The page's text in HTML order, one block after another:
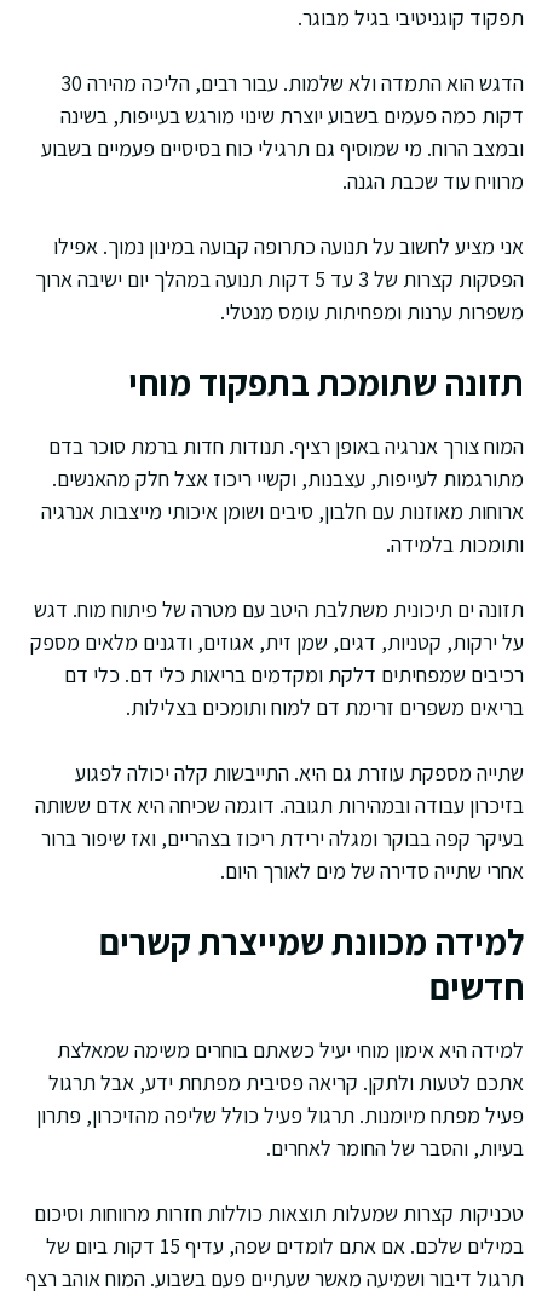
תפקוד קוגניטיבי בגיל מבוגר.
הדגש הוא התמדה ולא שלמות. עבור רבים, הליכה מהירה 30
דקות כמה פעמים בשבוע יוצרת שינוי מורגש בעייפות, בשינה
ובמצב הרוח. מי שמוסיף גם תרגילי כוח בסיסיים פעמיים בשבוע
מרוויח עוד שכבת הגנה.
אני מציע לחשוב על תנועה כתרופה קבועה במינון נמוך. אפילו
הפסקות קצרות של 3 עד 5 דקות תנועה במהלך יום ישיבה ארוך
משפרות ערנות ומפחיתות עומס מנטלי.
תזונה שתומכת בתפקוד מוחי
המוח צורך אנרגיה באופן רציף. תנודות חדות ברמת סוכר בדם
מתורגמות לעייפות, עצבנות, וקשיי ריכוז אצל חלק מהאנשים.
ארוחות מאוזנות עם חלבון, סיבים ושומן איכותי מייצבות אנרגיה
ותומכות בלמידה.
תזונה ים תיכונית משתלבת היטב עם מטרה של פיתוח מוח. דגש
על ירקות, קטניות, דגים, שמן זית, אגוזים, ודגנים מלאים מספק
רכיבים שמפחיתים דלקת ומקדמים בריאות כלי דם. כלי דם
בריאים משפרים זרימת דם למוח ותומכים בצלילות.
שתייה מספקת עוזרת גם היא. התייבשות קלה יכולה לפגוע
בזיכרון עבודה ובמהירות תגובה. דוגמה שכיחה היא אדם ששותה
בעיקר קפה בבוקר ומגלה ירידת ריכוז בצהריים, ואז שיפור ברור
אחרי שתייה סדירה של מים לאורך היום.
למידה מכוונת שמייצרת קשרים
חדשים
למידה היא אימון מוחי יעיל כשאתם בוחרים משימה שמאלצת
אתכם לטעות ולתקן. קריאה פסיבית מפתחת ידע, אבל תרגול
פעיל מפתח מיומנות. תרגול פעיל כולל שליפה מהזיכרון, פתרון
בעיות, והסבר של החומר לאחרים.
טכניקות קצרות שמעלות תוצאות כוללות חזרות מרווחות וסיכום
במילים שלכם. אם אתם לומדים שפה, עדיף 15 דקות ביום של
תרגול דיבור ושמיעה מאשר שעתיים פעם בשבוע. המוח אוהב רצף